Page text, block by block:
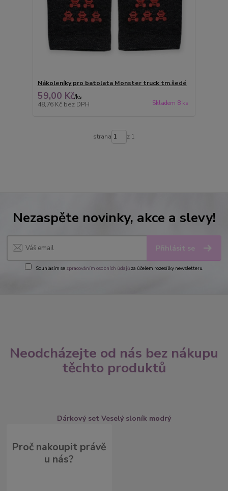
Nákoleníky pro batolata Monster truck tm.šedé
59,00 Kč/ks
48,76 Kč bez DPH Skladem 8 ks
strana z 1
Nezaspěte novinky, akce a slevy!
Přihlásit se
Souhlasím se zpracováním osobních údajůza účelem rozesílky newsletteru.
Neodcházejte od nás bez nákupu
těchto produktů
Dárkový set Veselý sloník modrý
Proč nakoupit právě
u nás?